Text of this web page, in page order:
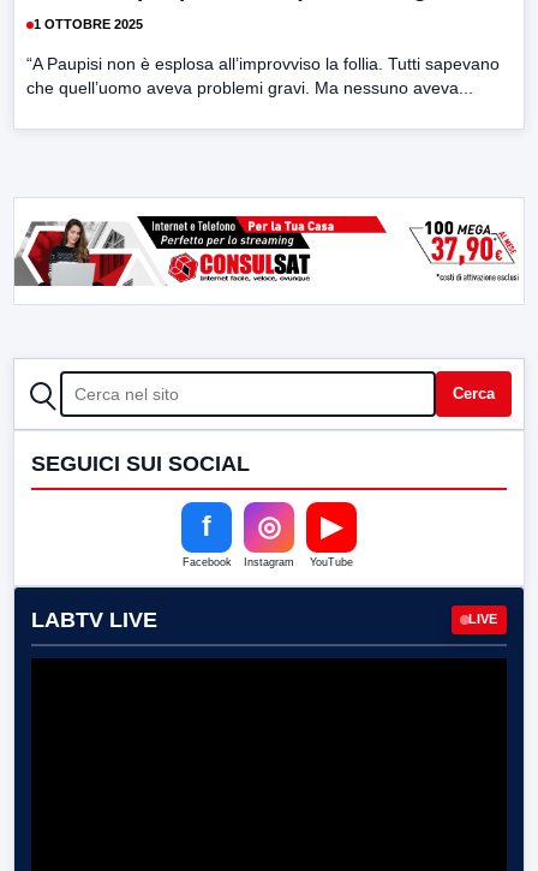
1 OTTOBRE 2025
“A Paupisi non è esplosa all’improvviso la follia. Tutti sapevano
che quell’uomo aveva problemi gravi. Ma nessuno aveva...
CERCA Cerca
SEGUICI SUI SOCIAL
f
Facebook
◎
Instagram
▶
YouTube
LABTV LIVE LIVE